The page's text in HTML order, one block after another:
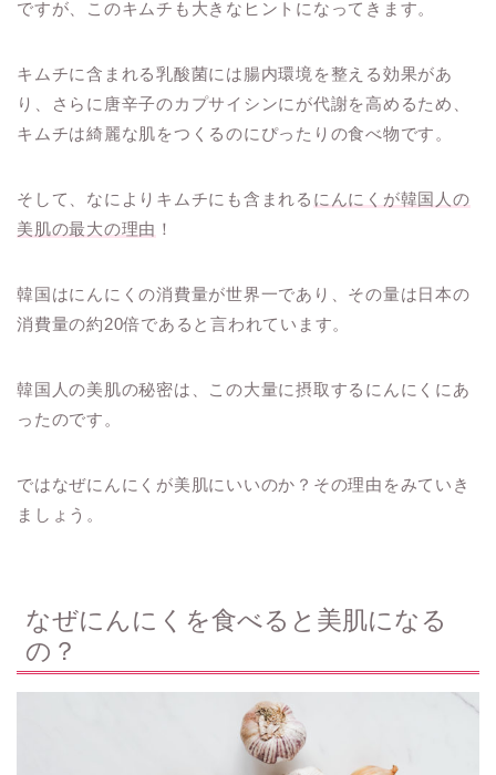
ですが、このキムチも大きなヒントになってきます。
キムチに含まれる乳酸菌には腸内環境を整える効果があ
り、さらに唐辛子のカプサイシンにが代謝を高めるため、
キムチは綺麗な肌をつくるのにぴったりの食べ物です。
そして、なによりキムチにも含まれる にんにくが韓国人の
美肌の最大の理由 ！
韓国はにんにくの消費量が世界一であり、その量は日本の
消費量の約20倍であると言われています。
韓国人の美肌の秘密は、この大量に摂取するにんにくにあ
ったのです。
ではなぜにんにくが美肌にいいのか？その理由をみていき
ましょう。
なぜにんにくを食べると美肌になる
の？